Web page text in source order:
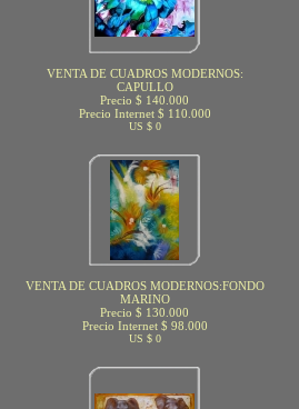
VENTA DE CUADROS MODERNOS:
CAPULLO
Precio $ 140.000
Precio Internet $ 110.000
US $ 0
VENTA DE CUADROS MODERNOS:FONDO
MARINO
Precio $ 130.000
Precio Internet $ 98.000
US $ 0